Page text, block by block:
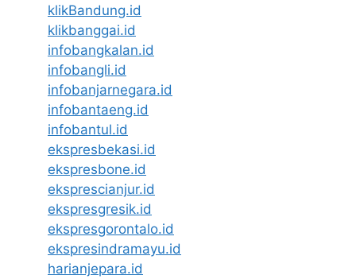
klikBandung.id
klikbanggai.id
infobangkalan.id
infobangli.id
infobanjarnegara.id
infobantaeng.id
infobantul.id
ekspresbekasi.id
ekspresbone.id
eksprescianjur.id
ekspresgresik.id
ekspresgorontalo.id
ekspresindramayu.id
harianjepara.id